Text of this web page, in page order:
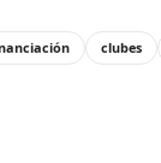
clubes